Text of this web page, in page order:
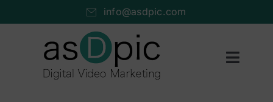
info@asdpic.com
Toggle